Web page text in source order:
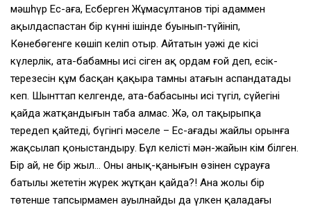
мәшһүр Ес-ағаң, Есберген Жұмасұлтанов тірі адаммен
ақылдаспастан бір күннің ішінде буынып-түйініп,
Көнебөгенге көшіп келіп отыр. Айтатын уәжі де кісі
күлерлік, ата-бабамның исі сіңген ақ ордам ғой деп, есік-
терезесін құм басқан қақыра тамның атағын аспандатады
кеп. Шынттап келгенде, ата-бабасының исі түгіл, сүйегінің
қайда жатқандығын таба алмас. Жә, ол тақырыпқа
тереңдеп қайтеді, бүгінгі мәселе – Ес-ағаңды жайлы орынға
жақсылап қоныстандыру. Бұл келістің мән-жайын кім білген.
Бір ай, не бір жыл… Оның анық-қанығын өзінен сұрауға
батылы жететін жүрек жұтқан қайда?! Ана жолы бір
төтенше тапсырмамен ауылнайдың да үлкен қаладағы